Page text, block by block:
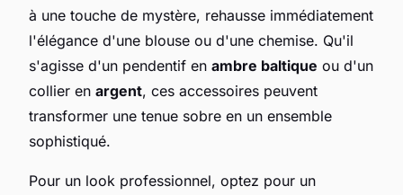
à une touche de mystère, rehausse immédiatement
l'élégance d'une blouse ou d'une chemise. Qu'il
s'agisse d'un pendentif en ambre baltique ou d'un
collier en argent, ces accessoires peuvent
transformer une tenue sobre en un ensemble
sophistiqué.
Pour un look professionnel, optez pour un